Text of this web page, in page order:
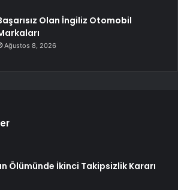
Olan İngiliz Otomobil
Ağustos 8, 2026
Ölümünde İkinci Takipsizlik Kararı